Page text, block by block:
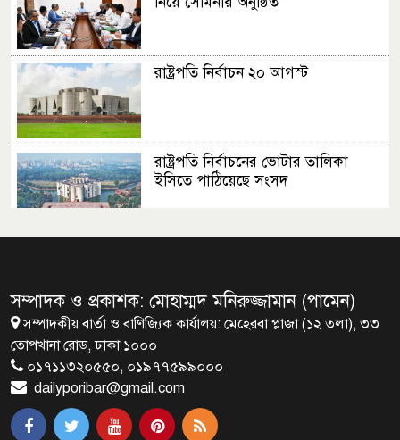
রাষ্ট্রপতি নির্বাচন ২০ আগস্ট
রাষ্ট্রপতি নির্বাচনের ভোটার তালিকা
ইসিতে পাঠিয়েছে সংসদ
ব্রাক্ষণবাড়িয়ায় বইপড়া কর্মসূচীর
শুভসূচনা
মালয়েশিয়ায় মারামারি করে তিন
সম্পাদক ও প্রকাশক: মোহাম্মদ মনিরুজ্জামান (পামেন)
সম্পাদকীয় বার্তা ও বাণিজ্যিক কার্যালয়: মেহেরবা প্লাজা (১২ তলা), ৩৩
তোপখানা রোড, ঢাকা ১০০০
০১৭১১৩২০৫৫০, ০১৯৭৭৫৯৯০০০
dailyporibar@gmail.com